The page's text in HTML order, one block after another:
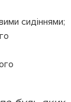
сидіннями;